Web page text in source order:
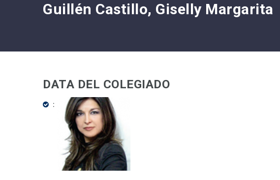
Guillén Castillo, Giselly Margarita
DATA DEL COLEGIADO